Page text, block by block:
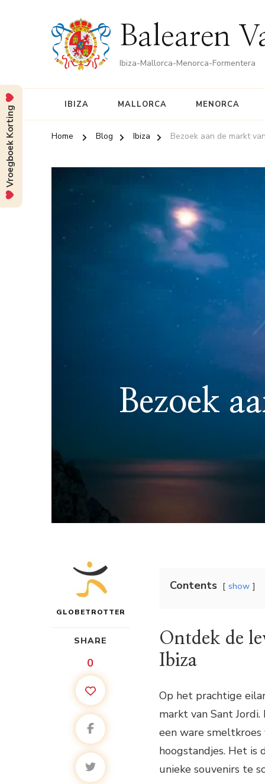
Balearen
Ibiza-Mallorca-Menorca-Formentera
IBIZA MALLORCA MENORCA
Home Blog Ibiza Bezoek aan de markt
Bezoek
GLOBETROTTER
SHARE
0
Contents show
Ontdek de
Ibiza
Op het prachtige
markt van Sant
een ware smeltkroes
hoogstandjes. Het is
unieke souvenirs te
Vroegboek Korting